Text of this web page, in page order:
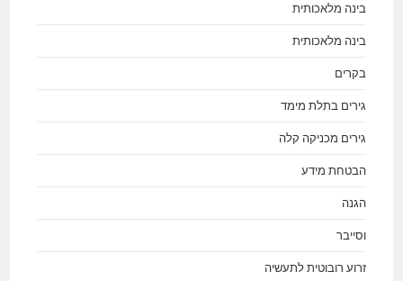
בינה מלאכותית
בינה מלאכותית
בקרים
גירים בתלת מימד
גירים מכניקה קלה
הבטחת מידע
הגנה
וסייבר
זרוע רובוטית לתעשיה